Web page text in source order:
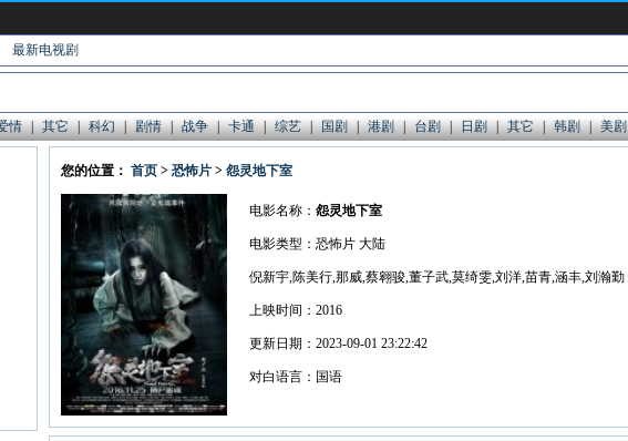
最新电视剧
情 | 其它 | 科幻 | 剧情 | 战争 | 卡通 | 综艺 | 国剧 | 港剧 | 台剧 | 日剧 | 其它 | 韩剧 | 美剧
您的位置： 首页 > 恐怖片 > 怨灵地下室
电影名称： 怨灵地下室
电影类型：恐怖片 大陆
倪新宇,陈美行,那威,蔡翱骏,董子武,莫绮雯,刘洋,苗青,涵丰,刘瀚勤
上映时间：2016
更新日期：2023-09-01 23:22:42
对白语言：国语